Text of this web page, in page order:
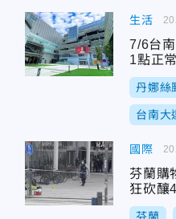
生活
7/6台
1點正
丹娜絲
台南大
國際
芬蘭購
狂砍